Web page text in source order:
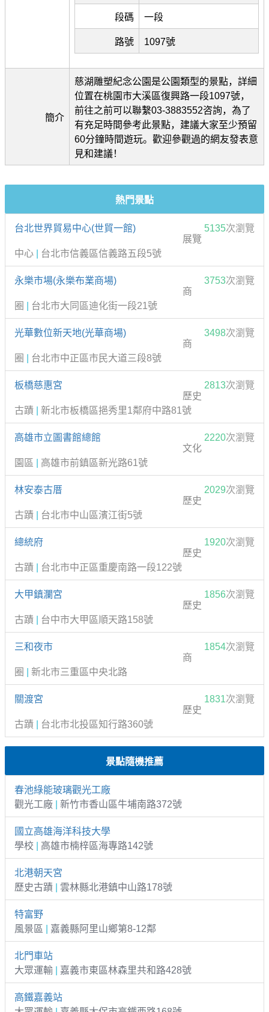
段碼 一段
路號 1097號
簡介
慈湖雕塑紀念公園是公園類型的景點，詳細
位置在桃園市大溪區復興路一段1097號，
前往之前可以聯繫03-3883552咨詢，為了
有充足時間參考此景點，建議大家至少預留
60分鐘時間遊玩。歡迎參觀過的網友發表意
見和建議！
熱門景點
台北世界貿易中心(世貿一館) 5135次瀏覽
展覽
中心
台北市信義區信義路五段5號
永樂市場(永樂布業商場) 3753次瀏覽
商
圈
台北市大同區迪化街一段21號
光華數位新天地(光華商場) 3498次瀏覽
商
圈
台北市中正區市民大道三段8號
板橋慈惠宮 2813次瀏覽
歷史
古蹟
新北市板橋區挹秀里1鄰府中路81號
高雄市立圖書館總館 2220次瀏覽
文化
園區
高雄市前鎮區新光路61號
林安泰古厝 2029次瀏覽
歷史
古蹟
台北市中山區濱江街5號
總統府 1920次瀏覽
歷史
古蹟
台北市中正區重慶南路一段122號
大甲鎮瀾宮 1856次瀏覽
歷史
古蹟
台中市大甲區順天路158號
三和夜市 1854次瀏覽
商
圈
新北市三重區中央北路
關渡宮 1831次瀏覽
歷史
古蹟
台北市北投區知行路360號
景點隨機推薦
春池綠能玻璃觀光工廠
觀光工廠
新竹市香山區牛埔南路372號
國立高雄海洋科技大學
學校
高雄市楠梓區海專路142號
北港朝天宮
歷史古蹟
雲林縣北港鎮中山路178號
特富野
風景區
嘉義縣阿里山鄉第8-12鄰
北門車站
大眾運輸
嘉義市東區林森里共和路428號
高鐵嘉義站